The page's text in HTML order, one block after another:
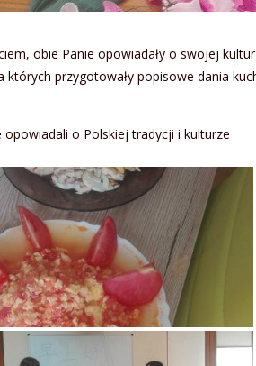
obie Panie opowiadały o swojej
których przygotowały popisowe dania
o Polskiej tradycji i kulturze